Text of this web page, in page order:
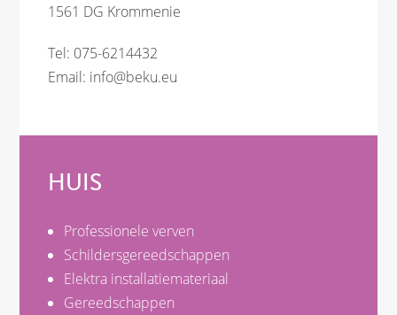
1561 DG Krommenie
Tel: 075-6214432
Email: info@beku.eu
HUIS
Professionele verven
Schildersgereedschappen
Elektra installatiemateriaal
Gereedschappen